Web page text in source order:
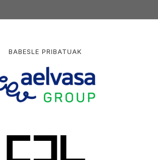
BABESLE PRIBATUAK